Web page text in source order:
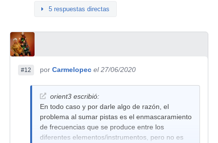
5 respuestas directas
#12 por Carmelopec el 27/06/2020
orient3 escribió:
En todo caso y por darle algo de razón, el
problema al sumar pistas es el enmascaramiento
de frecuencias que se produce entre los
diferentes elementos/instrumentos, pero no es